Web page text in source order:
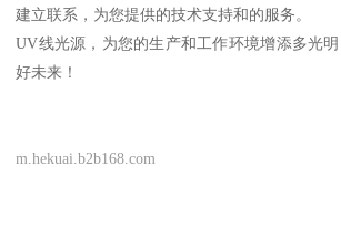
建立联系，为您提供的技术支持和的服务。
UV线光源，为您的生产和工作环境增添多光
好未来！
m.hekuai.b2b168.com